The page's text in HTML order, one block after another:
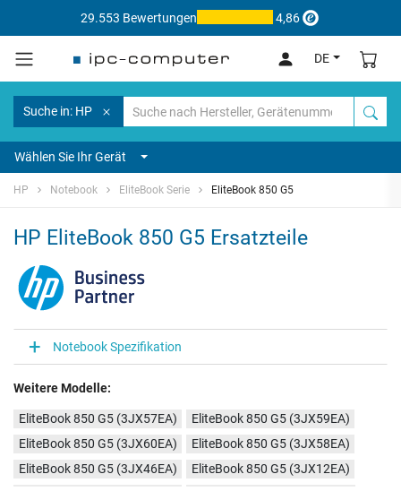
29.553 Bewertungen 4,86
DE
Suche in: HP
Wählen Sie Ihr Gerät
HP Notebook EliteBook Serie EliteBook 850 G5
HP EliteBook 850 G5 Ersatzteile
Notebook Spezifikation
Weitere Modelle:
EliteBook 850 G5 (3JX57EA)
EliteBook 850 G5 (3JX59EA)
EliteBook 850 G5 (3JX60EA)
EliteBook 850 G5 (3JX58EA)
EliteBook 850 G5 (3JX46EA)
EliteBook 850 G5 (3JX12EA)